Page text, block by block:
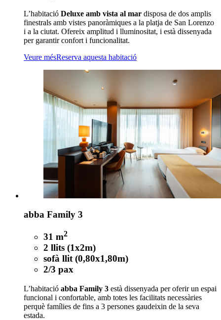
L’habitació Deluxe amb vista al mar disposa de dos amplis
finestrals amb vistes panoràmiques a la platja de San Lorenzo
i a la ciutat. Ofereix amplitud i lluminositat, i està dissenyada
per garantir confort i funcionalitat.
Veure mésReserva aquesta habitació
abba Family 3
31 m2
2 llits (1x2m)
sofà llit (0,80x1,80m)
2/3 pax
L’habitació abba Family 3 està dissenyada per oferir un espai
funcional i confortable, amb totes les facilitats necessàries
perquè famílies de fins a 3 persones gaudeixin de la seva
estada.